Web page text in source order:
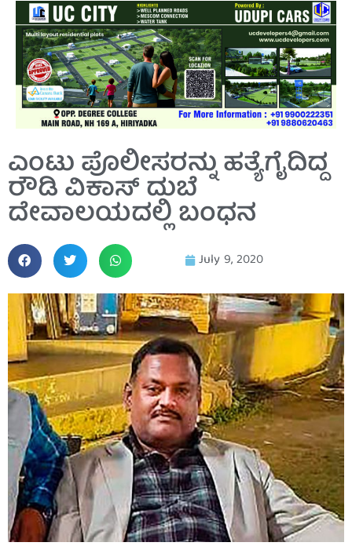
ಎಂಟು ಪೊಲೀಸರನ್ನು ಹತ್ಯೆಗೈದಿದ್ದ
ರೌಡಿ ವಿಕಾಸ್ ದುಬೆ
ದೇವಾಲಯದಲ್ಲಿ ಬಂಧನ
July 9, 2020